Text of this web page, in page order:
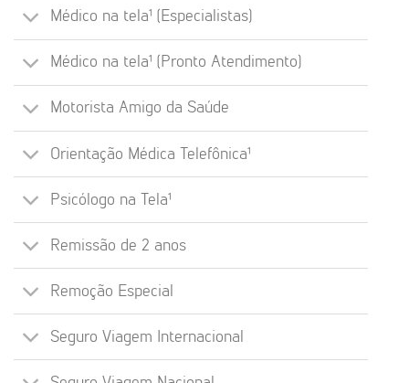
Médico na tela¹ (Especialistas)
Médico na tela¹ (Pronto Atendimento)
Motorista Amigo da Saúde
Orientação Médica Telefônica¹
Psicólogo na Tela¹
Remissão de 2 anos
Remoção Especial
Seguro Viagem Internacional